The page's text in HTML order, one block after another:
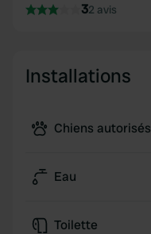
32 avis
Installations
Chiens autorisés
Eau
Toilette